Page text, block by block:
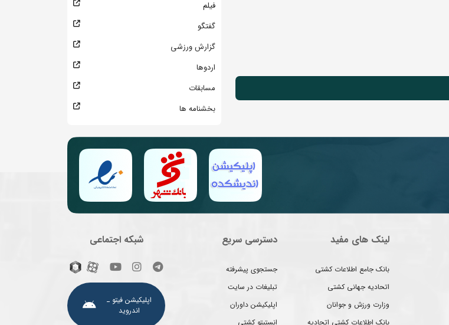
فیلم
گفتگو
گزارش ورزشی
اردوها
مسابقات
بخشنامه ها
لینک های مفید
بانک جامع اطلاعات کشتی
اتحادیه جهانی کشتی
وزارت ورزش و جوانان
بانک اطلاعات کشتی اتحادیه
دسترسی سریع
جستجوی پیشرفته
تبلیغات در سایت
اپلیکیشن داوران
انستیتو کشتی
شبکه اجتماعی
اپلیکیشن فیتو ـ
اندروید